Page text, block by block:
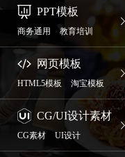
PPT模板
商务通用
教育培训
金融理财
网页模板
HTML5模板 淘宝模板
CG/UI设计素材
CG素材
UI设计
APP设计